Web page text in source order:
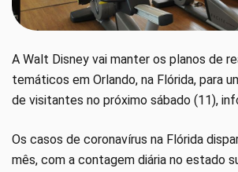
A Walt Disney vai manter os planos de
temáticos em Orlando, na Flórida, para
de visitantes no próximo sábado (11),
Os casos de coronavírus na Flórida
mês, com a contagem diária no estado